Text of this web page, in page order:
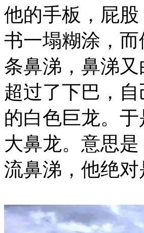
他的手板，屁
书一塌糊涂，
条鼻涕，鼻涕
超过了下巴，
的白色巨龙。
大鼻龙。意思
流鼻涕，他绝